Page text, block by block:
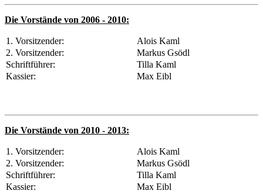
Die Vorstände von 2006 - 2010:
1. Vorsitzender:
Alois Kaml
2. Vorsitzender:
Markus Gsödl
Schriftführer:
Tilla Kaml
Kassier:
Max Eibl
Die Vorstände von 2010 - 2013:
1. Vorsitzender:
Alois Kaml
2. Vorsitzender:
Markus Gsödl
Schriftführer:
Tilla Kaml
Kassier:
Max Eibl